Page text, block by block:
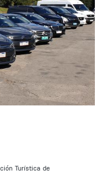
Turística de